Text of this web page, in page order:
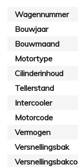
Wagennummer
Bouwjaar
Bouwmaand
Motortype
Cilinderinhoud
Tellerstand
Intercooler
Motorcode
Vermogen
Versnellingsbak